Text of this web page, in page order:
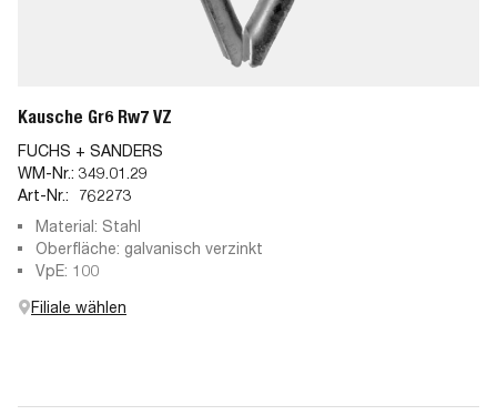
Kausche Gr6 Rw7 VZ
FUCHS + SANDERS
WM-Nr.: 349.01.29
Art-Nr.:
762273
Material: Stahl
Oberfläche: galvanisch verzinkt
VpE: 100
Filiale wählen